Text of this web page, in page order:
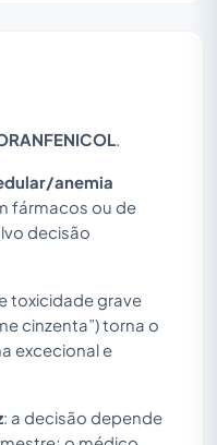
.
anemia
fármacos ou de
decisão
toxicidade grave
cinzenta”) torna o
excecional e
: a decisão depende